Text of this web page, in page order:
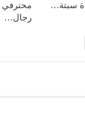
سبتة…
محترفي
رجال…